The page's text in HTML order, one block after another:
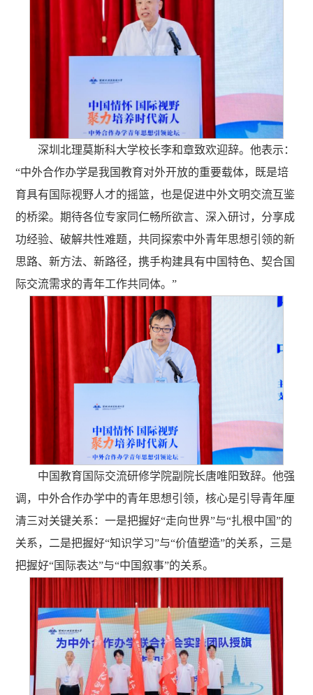
深圳北理莫斯科大学校长李和章致欢迎辞。他表示：
“中外合作办学是我国教育对外开放的重要载体，既是培
育具有国际视野人才的摇篮，也是促进中外文明交流互鉴
的桥梁。期待各位专家同仁畅所欲言、深入研讨，分享成
功经验、破解共性难题，共同探索中外青年思想引领的新
思路、新方法、新路径，携手构建具有中国特色、契合国
际交流需求的青年工作共同体。”
中国教育国际交流研修学院副院长唐唯阳致辞。他强
调，中外合作办学中的青年思想引领，核心是引导青年厘
清三对关键关系：一是把握好“走向世界”与“扎根中国”的
关系，二是把握好“知识学习”与“价值塑造”的关系，三是
把握好“国际表达”与“中国叙事”的关系。